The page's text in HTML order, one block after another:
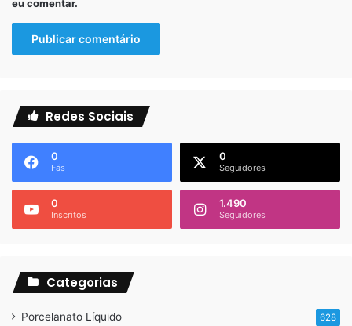
eu comentar.
Redes Sociais
0
Fãs
0
Seguidores
0
Inscritos
1.490
Seguidores
Categorias
Porcelanato Líquido 628